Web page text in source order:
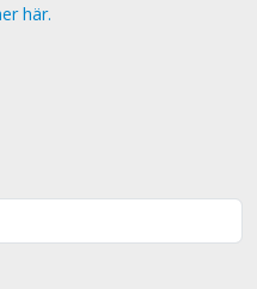
här.